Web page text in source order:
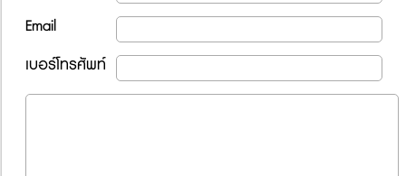
Email
เบอร์โทรศัพท์